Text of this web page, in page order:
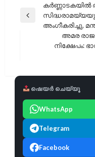
Previous
കർണ്ണാടകയിൽ
അംഗീകരിച്ചു,
അമര
നിക്ഷേപം:
ഷെയർ ചെയ്യൂ
WhatsApp
Telegram
Facebook